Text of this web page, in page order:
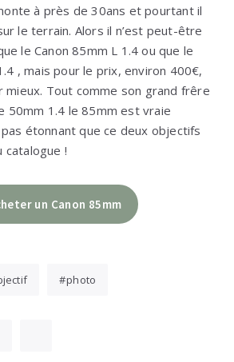
à près de 30ans et pourtant il
le terrain. Alors il n’est peut-être
le Canon 85mm L 1.4 ou que le
, mais pour le prix, environ 400€,
Tout comme son grand frêre
50mm 1.4 le 85mm est vraie
étonnant que ce deux objectifs
catalogue !
un Canon 85mm
photo